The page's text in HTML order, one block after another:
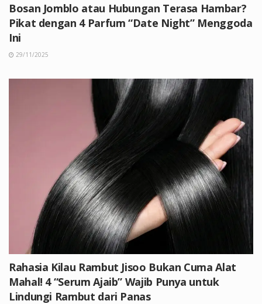
Bosan Jomblo atau Hubungan Terasa Hambar?
Pikat dengan 4 Parfum “Date Night” Menggoda
Ini
29/11/2025
Rahasia Kilau Rambut Jisoo Bukan Cuma Alat
Mahal! 4 “Serum Ajaib” Wajib Punya untuk
Lindungi Rambut dari Panas